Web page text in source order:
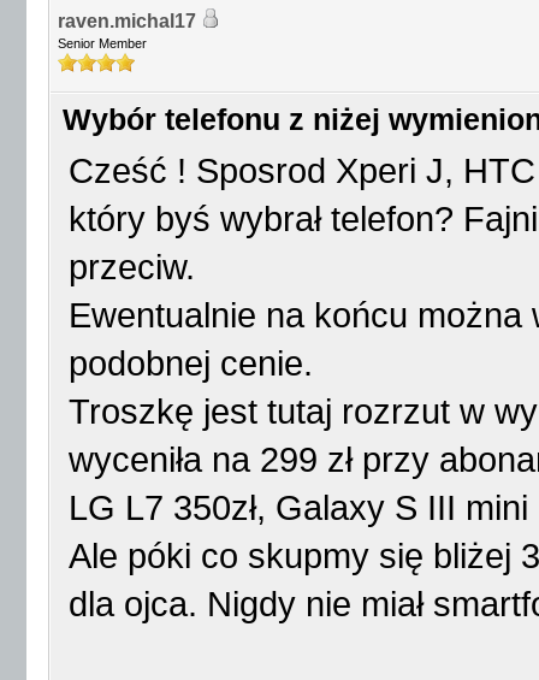
raven.michal17
Senior Member
Wybór telefonu z niżej
Cześć ! Sposrod Xperi J,
który byś wybrał telefon?
przeciw.
Ewentualnie na końcu
podobnej cenie.
Troszkę jest tutaj rozrzut w
wyceniła na 299 zł przy
LG L7 350zł, Galaxy S III mini
Ale póki co skupmy się bliżej
dla ojca. Nigdy nie miał